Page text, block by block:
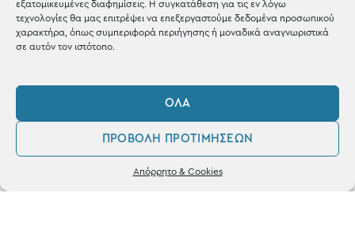
εξατομικευμένες διαφημίσεις. Η συγκατάθεση για τις εν λόγω
τεχνολογίες θα μας επιτρέψει να επεξεργαστούμε δεδομένα προσωπικού
χαρακτήρα, όπως συμπεριφορά περιήγησης ή μοναδικά αναγνωριστικά
σε αυτόν τον ιστότοπο.
ΌΛΑ
ΠΡΟΒΟΛΉ ΠΡΟΤΙΜΉΣΕΩΝ
Απόρρητο & Cookies
Σταθά 17, 38221 Βόλος
Δευ / Τετ / Σαβ: 09:00 - 15:00
Τριτ / Πεμ / Παρ: 09:00 - 21:00
Φίλτρα
0